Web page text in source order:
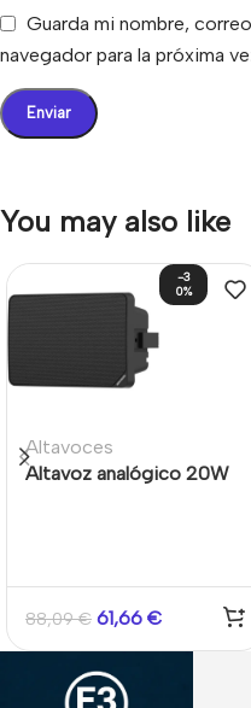
Guarda mi nombre,
navegador para la próxima
You may also like
-3
0%
Altavoces
Altavoz analógico 20W
88,09€ 61,66 €